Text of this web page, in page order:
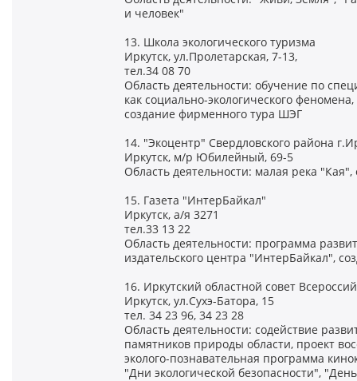
и человек"
13. Школа экологического туризма
Иркутск, ул.Пролетарская, 7-13,
тел.34 08 70
Область деятельности: обучение по
как социально-экологического
создание фирменного тура ШЭГ
14. "Экоцентр" Свердловского района
Иркутск, м/р Юбилейный, 69-5
Область деятельности: малая река
15. Газета "ИнтерБайкал"
Иркутск, а/я 3271
тел.33 13 22
Область деятельности: программа
издательского центра "ИнтерБайкал",
16. Иркутский областной совет
Иркутск, ул.Сухэ-Батора, 15
тел. 34 23 96, 34 23 28
Область деятельности: содействие
памятников природы области, проект
эколого-познавательная программа
"Дни экологической безопасности",